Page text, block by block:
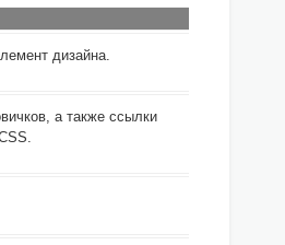
дизайна.
а также ссылки